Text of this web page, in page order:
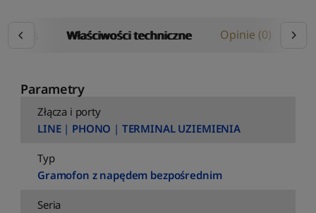
Opis Właściwości techniczne Opinie (0)
Parametry
Złącza i porty
LINE| PHONO | TERMINAL UZIEMIENIA
Typ
Gramofon z napędem bezpośrednim
Seria